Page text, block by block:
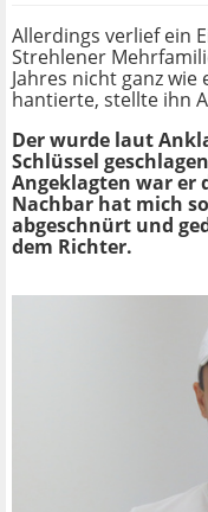
Allerdings verlief ein
Strehlener
Jahres nicht ganz
hantierte, stellte ihn
Der wurde laut
Schlüssel
Angeklagten war er
Nachbar hat mich
abgeschnürt und
dem Richter.